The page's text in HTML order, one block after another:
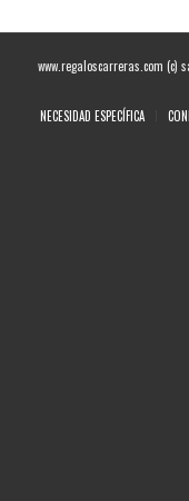
www.regaloscarreras.com (c)
NECESIDAD ESPECÍFICA